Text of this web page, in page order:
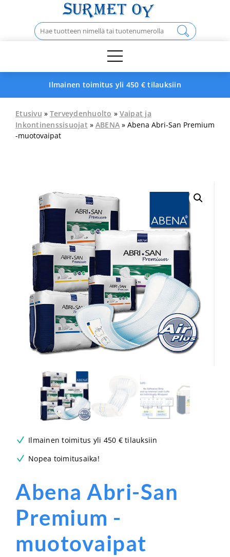
Haku:
Ilmainen toimitus yli 450 € tilauksiin
Etusivu » Terveydenhuolto » Vaipat ja
Inkontinenssisuojat » ABENA » Abena Abri-San Premium
-muotovaipat
Ilmainen toimitus yli 450 € tilauksiin
Nopea toimitusaika!
Abena Abri-San
Premium -
muotovaipat